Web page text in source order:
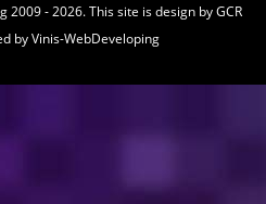
2009 - 2026. This site is design byGCR
byVinis-WebDeveloping